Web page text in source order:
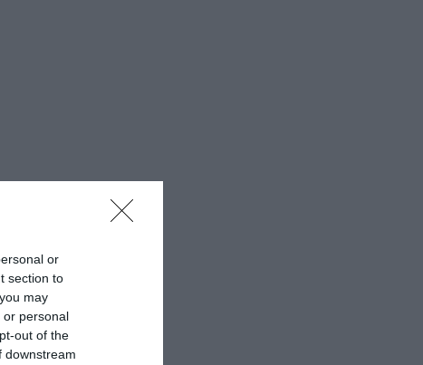
or
section to
may
or personal
out of the
downstream